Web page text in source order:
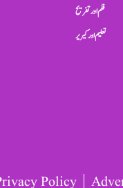
فلم اور تفریح
تعلیم اور کیریر
Policy